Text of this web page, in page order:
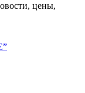
цены,